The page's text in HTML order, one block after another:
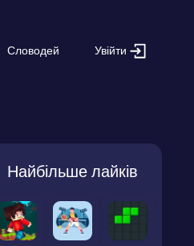
Словодей Увійти
Найбільше лайків